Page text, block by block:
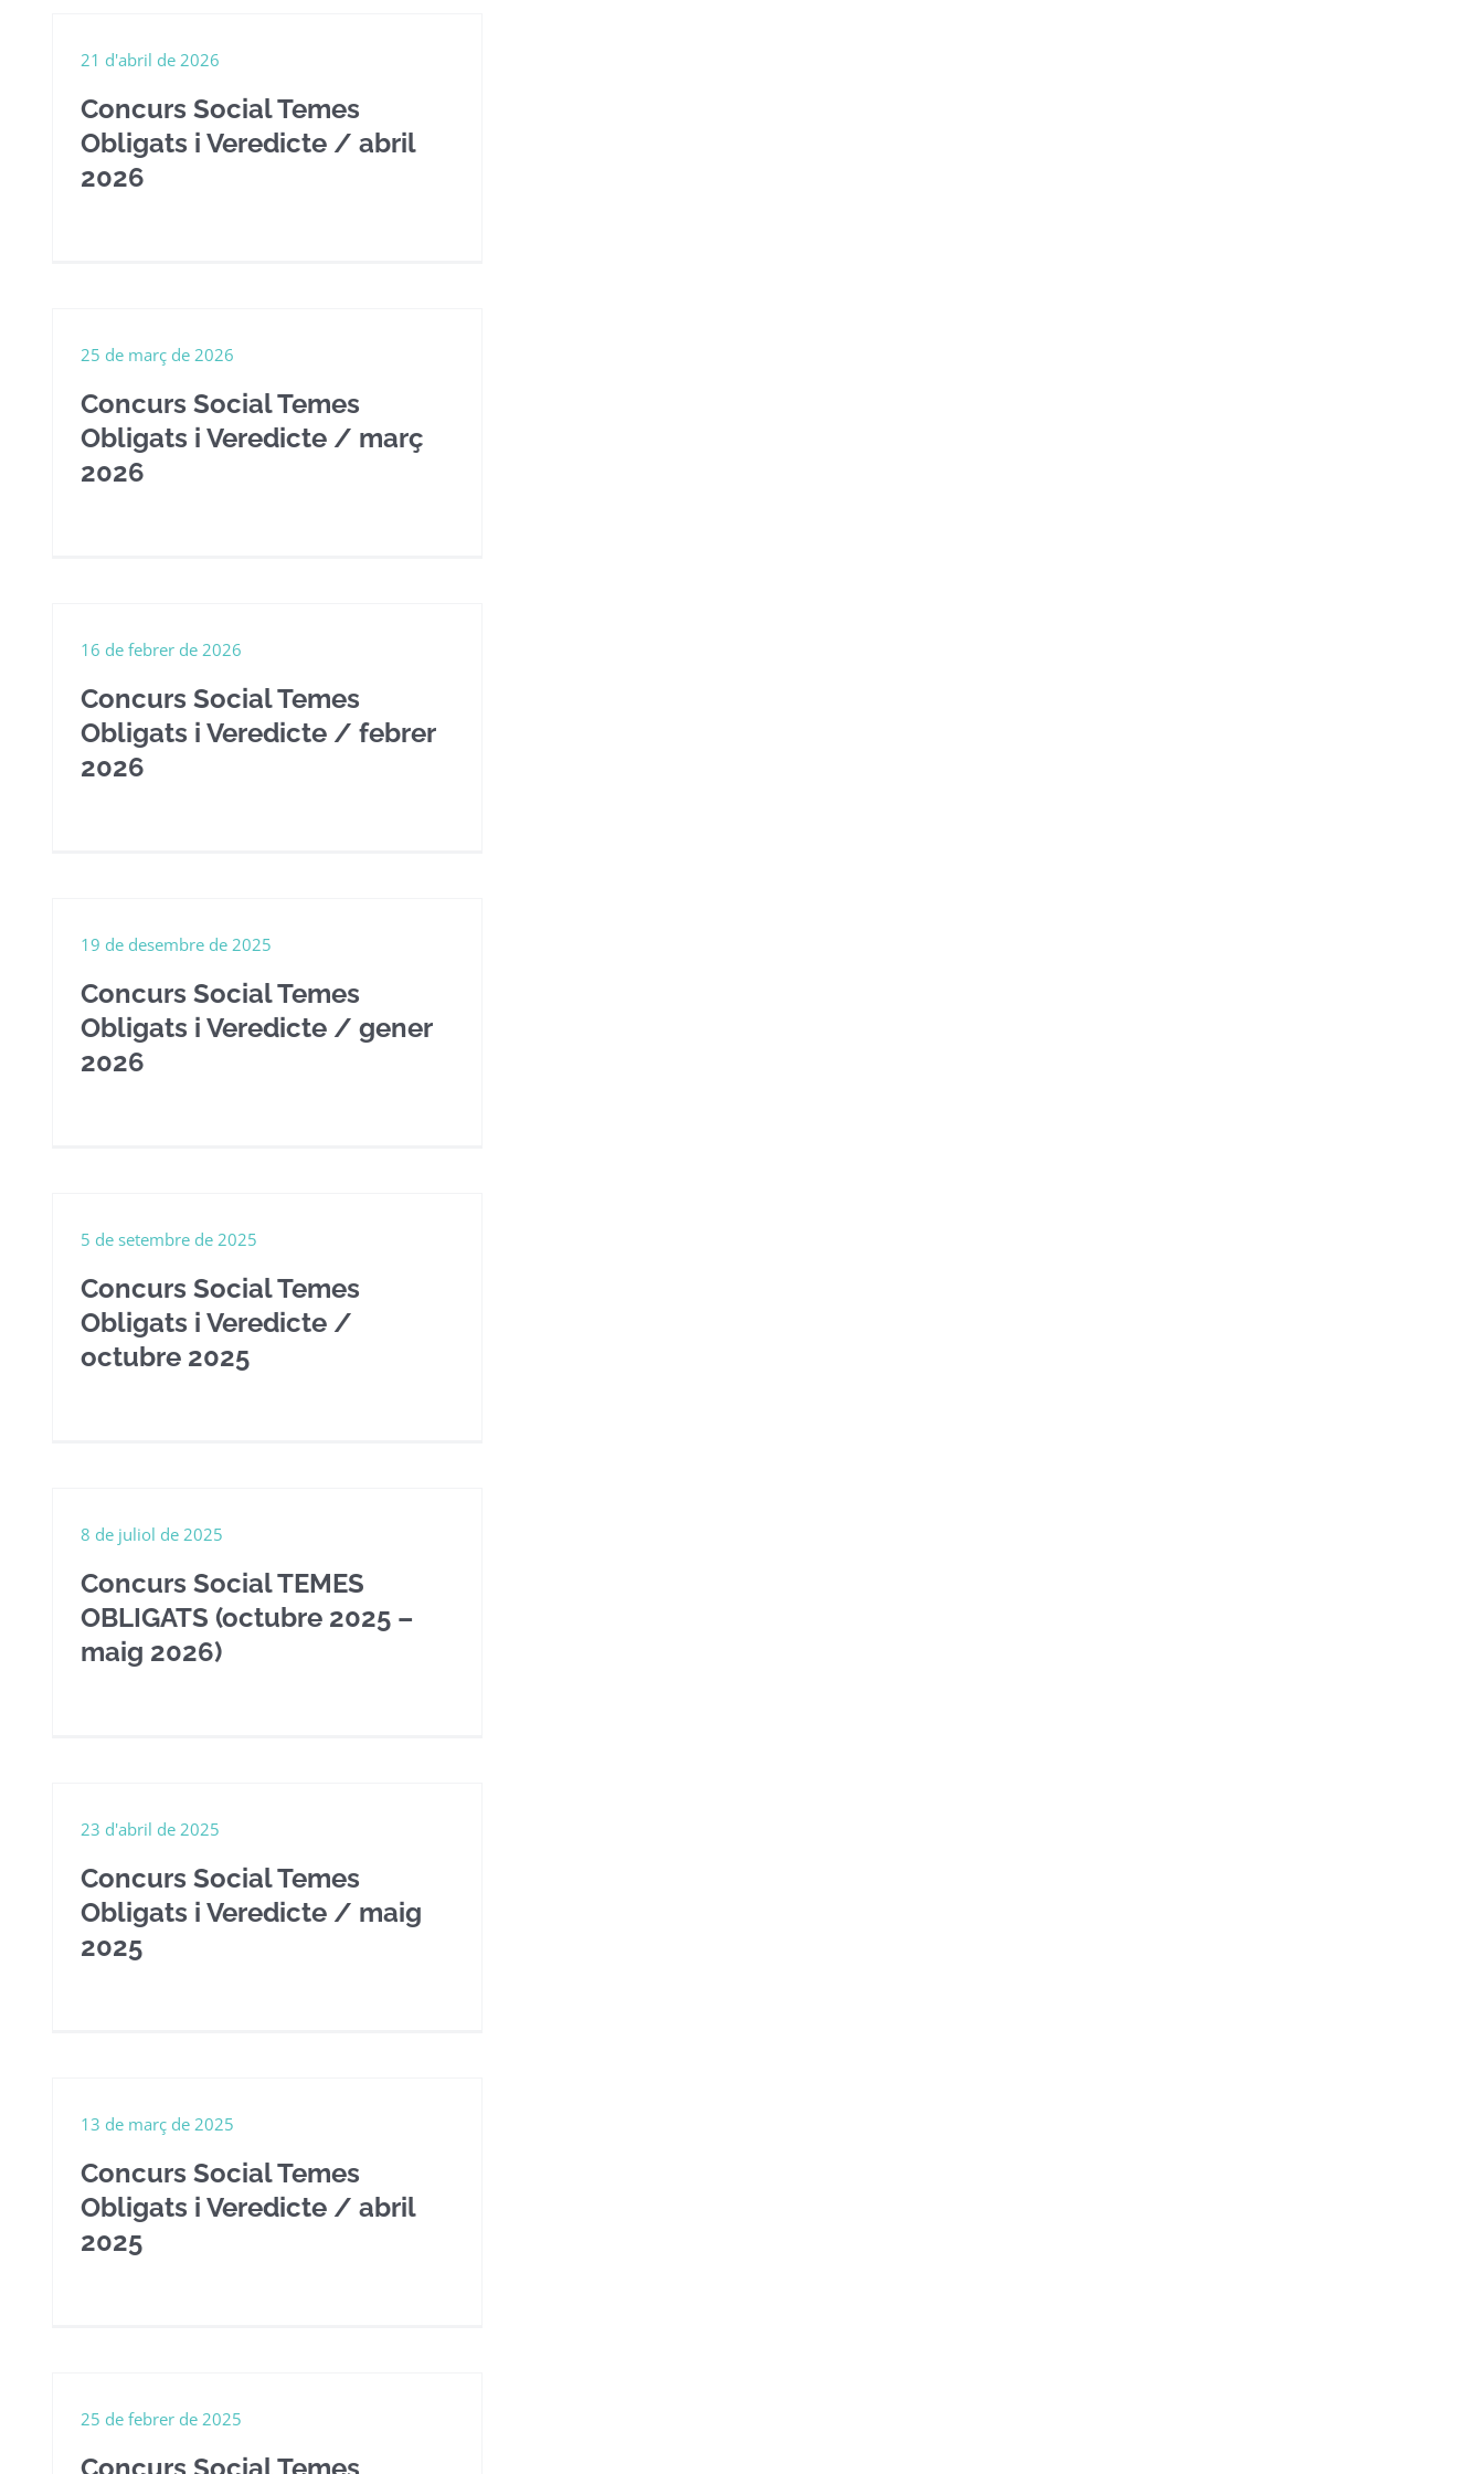
Concurs Social Temes
Obligats i Veredicte / abril
2026
21 d'abril de 2026
Concurs Social Temes
Obligats i Veredicte / març
2026
25 de març de 2026
Concurs Social Temes
Obligats i Veredicte / febrer
2026
16 de febrer de 2026
Concurs Social Temes
Obligats i Veredicte / gener
2026
19 de desembre de 2025
Concurs Social Temes
Obligats i Veredicte /
octubre 2025
5 de setembre de 2025
Concurs Social TEMES
OBLIGATS (octubre 2025 –
maig 2026)
8 de juliol de 2025
Concurs Social Temes
Obligats i Veredicte / maig
2025
23 d'abril de 2025
Concurs Social Temes
Obligats i Veredicte / abril
2025
13 de març de 2025
25 de febrer de 2025